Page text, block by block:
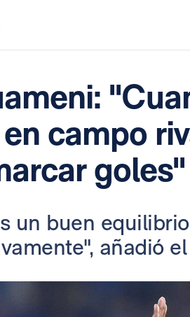
campo
goles"
un buen
añadió